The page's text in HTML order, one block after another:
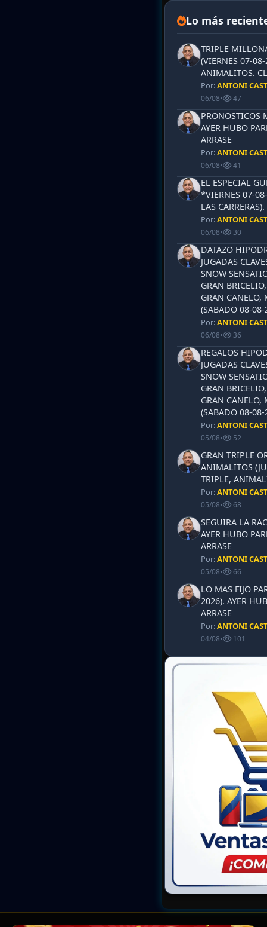
Lo más
TRIPLE
(VIERNES 07-
ANIMALITOS.
Por:ANTONI
06/08• 47
PRONOSTICOS
AYER HUBO
ARRASE
Por:ANTONI
06/08• 41
EL ESPECIAL
*VIERNES 07-
LAS
Por:ANTONI
06/08• 30
DATAZO
JUGADAS
SNOW
GRAN
GRAN CANELO,
(SABADO 08-
Por:ANTONI
06/08• 36
REGALOS
JUGADAS
SNOW
GRAN
GRAN CANELO,
(SABADO 08-
Por:ANTONI
05/08• 52
GRAN TRIPLE
ANIMALITOS
TRIPLE,
Por:ANTONI
05/08• 68
SEGUIRA LA
AYER HUBO
ARRASE
Por:ANTONI
05/08• 66
LO MAS FIJO
2026). AYER
ARRASE
Por:ANTONI
04/08• 101